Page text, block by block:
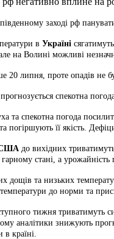
заході рф
в Україні
на Волині можливі
20 липня, проте опадів не
спекотна
та спекотна погода
погіршують її якість.
до вихідних
стані, а
дощів та низьких
до норми та
тижня триватимуть
аналітики знижують
країні.